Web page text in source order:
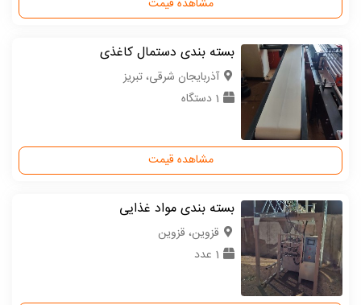
مشاهده قیمت
بسته بندی دستمال کاغذی
آذربایجان شرقی، تبریز
1 دستگاه
مشاهده قیمت
بسته بندی مواد غذایی
قزوین، قزوین
1 عدد